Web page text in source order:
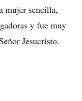
mujer sencilla,
y fue muy
Jesucristo.